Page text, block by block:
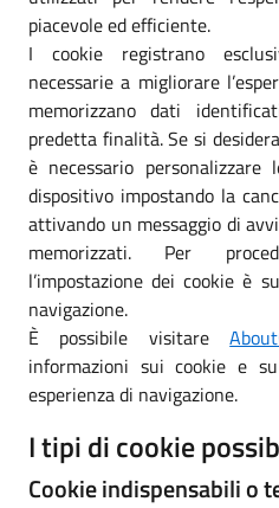
piacevole ed efficiente.
I cookie registrano
necessarie a migliorare
memorizzano dati
predetta finalità. Se si
è necessario
dispositivo impostando la
attivando un messaggio di
memorizzati. Per
l’impostazione dei cookie è
navigazione.
È possibile visitare
informazioni sui cookie e
esperienza di navigazione.
I tipi di cookie
Cookie indispensabili o